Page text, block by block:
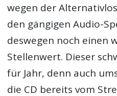
wegen der
den gängigen Audio-
deswegen noch einen
Stellenwert. Dieser
für Jahr, denn auch
die CD bereits vom